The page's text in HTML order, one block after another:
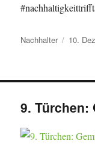
Autor
Nachhalter 10.
9. Türchen: